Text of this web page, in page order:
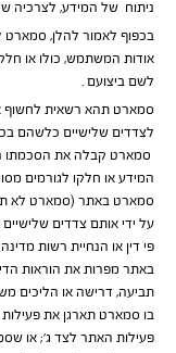
ניתוח של המידע, לצרכיה
בכפוף לאמור להלן, סמארט
אודות המשתמש, כולו או
לשם ביצועם .
סמארט תהא רשאית לחשוף
המידע או חלקו לגורמים
סמארט באתר (סמארט לא
באתר מפרות את הוראות
בו סמארט תארגן את
פעילות האתר לצד ג’; או